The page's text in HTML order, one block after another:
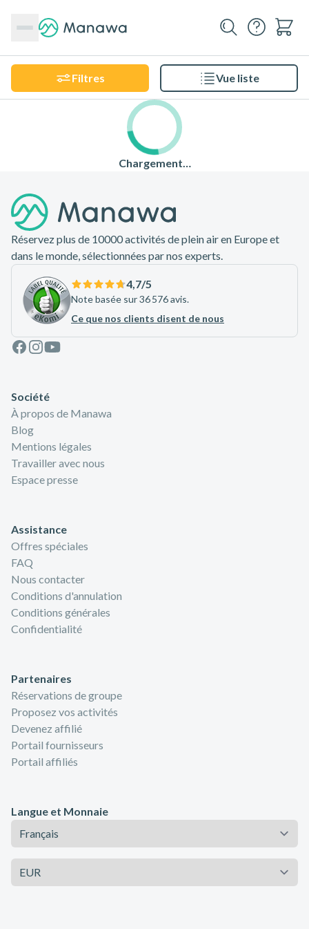
Filtres Vue liste
Chargement…
Réservez plus de 10000 activités de plein air en Europe et
dans le monde, sélectionnées par nos experts.
4,7/5
Note basée sur 36 576 avis.
Ce que nos clients disent de nous
Facebook
Instagram
Youtube
Société
À propos de Manawa
Blog
Mentions légales
Travailler avec nous
Espace presse
Assistance
Offres spéciales
FAQ
Nous contacter
Conditions d'annulation
Conditions générales
Confidentialité
Partenaires
Réservations de groupe
Proposez vos activités
Devenez affilié
Portail fournisseurs
Portail affiliés
Langue et Monnaie